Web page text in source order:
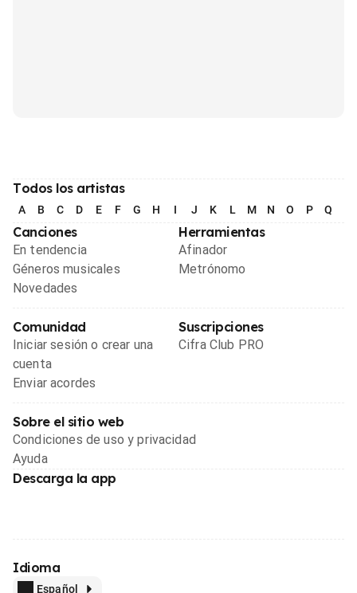
Todos los artistas
A B C D E F G H I J K L M N O P Q
Canciones
En tendencia
Géneros musicales
Novedades
Herramientas
Afinador
Metrónomo
Comunidad
Iniciar sesión o crear una
cuenta
Enviar acordes
Suscripciones
Cifra Club PRO
Sobre el sitio web
Condiciones de uso y privacidad
Ayuda
Descarga la app
Idioma
Español